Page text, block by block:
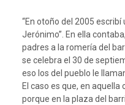
“En otoño del 2005
Jerónimo”. En ella
padres a la romería del
se celebra el 30 de
eso los del pueblo le
El caso es que, en
porque en la plaza del